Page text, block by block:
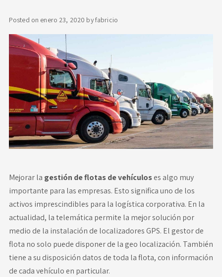
Corredora de seguros
Trabaja con nosotros
Novedades
Faq
Contacto
Posted on enero 23, 2020 byfabricio
Mejorar la gestión de flotas de vehículoses algo muy
importante para las empresas. Esto significa uno de los
activos imprescindibles para la logística corporativa. En la
actualidad, la telemática permite la mejor solución por
medio de la instalación de localizadores GPS. El gestor de
flota no solo puede disponer de la geo localización. También
tiene a su disposición datos de toda la flota, con información
de cada vehículo en particular.